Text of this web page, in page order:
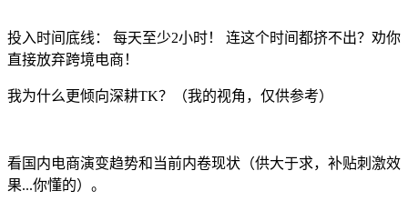
投入时间底线： 每天至少2小时！ 连这个时间都挤不出？劝你
直接放弃跨境电商！
我为什么更倾向深耕TK？（我的视角，仅供参考）
看国内电商演变趋势和当前内卷现状（供大于求，补贴刺激效
果...你懂的）。